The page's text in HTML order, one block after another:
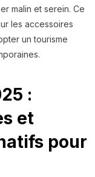
malin et serein. Ce
les accessoires
un tourisme
:
et
pour